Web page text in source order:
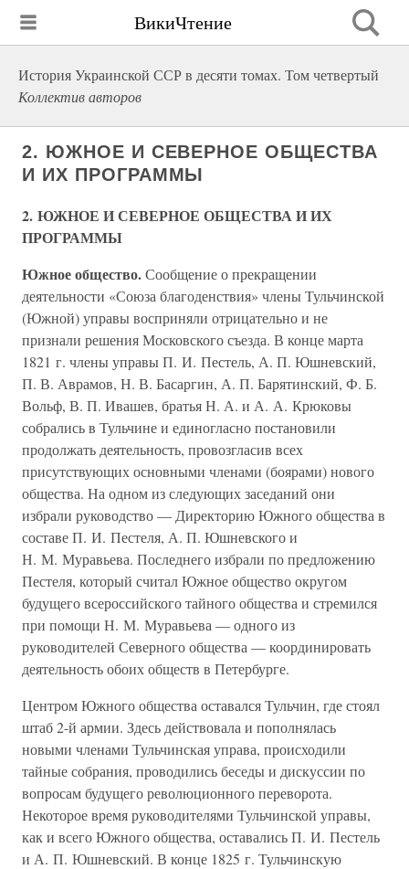
ВикиЧтение
История Украинской ССР в десяти томах. Том четвертый
Коллектив авторов
2. ЮЖНОЕ И СЕВЕРНОЕ ОБЩЕСТВА
И ИХ ПРОГРАММЫ
2. ЮЖНОЕ И СЕВЕРНОЕ ОБЩЕСТВА И ИХ
ПРОГРАММЫ
Южное общество.Сообщение о прекращении
деятельности «Союза благоденствия» члены Тульчинской
(Южной) управы восприняли отрицательно и не
признали решения Московского съезда. В конце марта
1821 г. члены управы П. И. Пестель, А. П. Юшневский,
П. В. Аврамов, Н. В. Басаргин, А. П. Барятинский, Ф. Б.
Вольф, В. П. Ивашев, братья Н. А. и А. А. Крюковы
собрались в Тульчине и единогласно постановили
продолжать деятельность, провозгласив всех
присутствующих основными членами (боярами) нового
общества. На одном из следующих заседаний они
избрали руководство — Директорию Южного общества в
составе П. И. Пестеля, А. П. Юшневского и
Н. М. Муравьева. Последнего избрали по предложению
Пестеля, который считал Южное общество округом
будущего всероссийского тайного общества и стремился
при помощи Н. М. Муравьева — одного из
руководителей Северного общества — координировать
деятельность обоих обществ в Петербурге.
Центром Южного общества оставался Тульчин, где стоял
штаб 2-й армии. Здесь действовала и пополнялась
новыми членами Тульчинская управа, происходили
тайные собрания, проводились беседы и дискуссии по
вопросам будущего революционного переворота.
Некоторое время руководителями Тульчинской управы,
как и всего Южного общества, оставались П. И. Пестель
и А. П. Юшневский. В конце 1825 г. Тульчинскую